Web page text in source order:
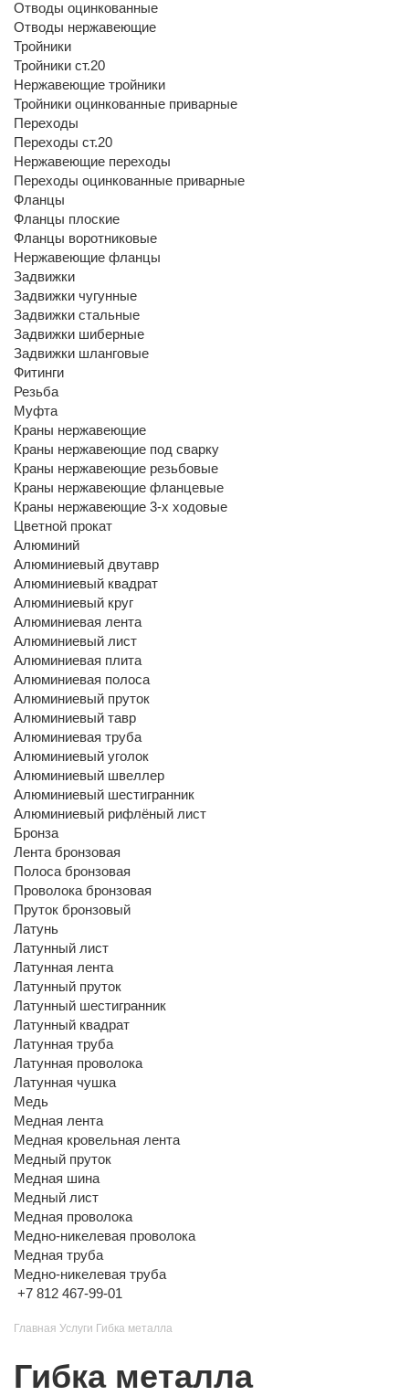
Отводы оцинкованные
Отводы нержавеющие
Тройники
Тройники ст.20
Нержавеющие тройники
Тройники оцинкованные приварные
Переходы
Переходы ст.20
Нержавеющие переходы
Переходы оцинкованные приварные
Фланцы
Фланцы плоские
Фланцы воротниковые
Нержавеющие фланцы
Задвижки
Задвижки чугунные
Задвижки стальные
Задвижки шиберные
Задвижки шланговые
Фитинги
Резьба
Муфта
Краны нержавеющие
Краны нержавеющие под сварку
Краны нержавеющие резьбовые
Краны нержавеющие фланцевые
Краны нержавеющие 3-х ходовые
Цветной прокат
Алюминий
Алюминиевый двутавр
Алюминиевый квадрат
Алюминиевый круг
Алюминиевая лента
Алюминиевый лист
Алюминиевая плита
Алюминиевая полоса
Алюминиевый пруток
Алюминиевый тавр
Алюминиевая труба
Алюминиевый уголок
Алюминиевый швеллер
Алюминиевый шестигранник
Алюминиевый рифлёный лист
Бронза
Лента бронзовая
Полоса бронзовая
Проволока бронзовая
Пруток бронзовый
Латунь
Латунный лист
Латунная лента
Латунный пруток
Латунный шестигранник
Латунный квадрат
Латунная труба
Латунная проволока
Латунная чушка
Медь
Медная лента
Медная кровельная лента
Медный пруток
Медная шина
Медный лист
Медная проволока
Медно-никелевая проволока
Медная труба
Медно-никелевая труба
+7 812 467-99-01
Главная Услуги Гибка металла
Гибка металла